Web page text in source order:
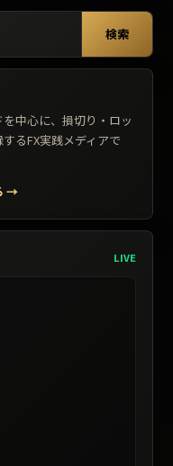
検索
中心に、損切り・ロッ
るFX実践メディアで
→
LIVE